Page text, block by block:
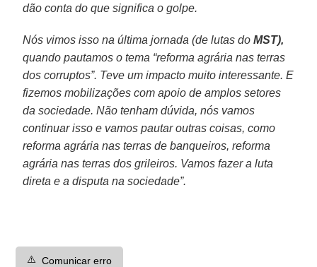
dão conta do que significa o golpe.
Nós vimos isso na última jornada (de lutas doMST),
quando pautamos o tema “reforma agrária nas terras
dos corruptos”. Teve um impacto muito interessante. E
fizemos mobilizações com apoio de amplos setores
da sociedade. Não tenham dúvida, nós vamos
continuar isso e vamos pautar outras coisas, como
reforma agrária nas terras de banqueiros, reforma
agrária nas terras dos grileiros. Vamos fazer a luta
direta e a disputa na sociedade”.
⚠️ Comunicar erro